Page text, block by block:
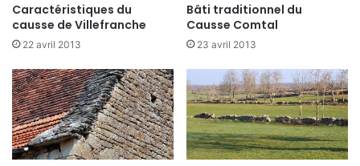
Caractéristiques du
causse de Villefranche
22 avril 2013
Bâti traditionnel du
Causse Comtal
23 avril 2013